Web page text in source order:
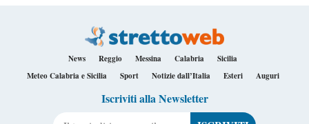
News Reggio Messina Calabria
Sicilia
Meteo Calabria e Sicilia
Sport Notizie dall’Italia Esteri Auguri
Iscriviti alla Newsletter